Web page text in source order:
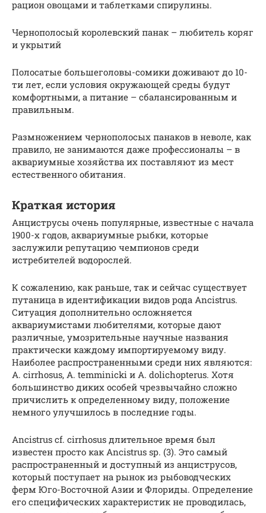
рацион овощами и таблетками спирулины.
Чернополосый королевский панак – любитель коряг
и укрытий
Полосатые большеголовы-сомики доживают до 10-
ти лет, если условия окружающей среды будут
комфортными, а питание – сбалансированным и
правильным.
Размножением чернополосых панаков в неволе, как
правило, не занимаются даже профессионалы – в
аквариумные хозяйства их поставляют из мест
естественного обитания.
Краткая история
Анциструсы очень популярные, известные с начала
1900-х годов, аквариумные рыбки, которые
заслужили репутацию чемпионов среди
истребителей водорослей.
К сожалению, как раньше, так и сейчас существует
путаница в идентификации видов рода Ancistrus.
Ситуация дополнительно осложняется
аквариумистами любителями, которые дают
различные, умозрительные научные названия
практически каждому импортируемому виду.
Наиболее распространенными среди них являются:
A. cirrhosus, A. temminicki и A. dolichopterus. Хотя
большинство диких особей чрезвычайно сложно
причислить к определенному виду, положение
немного улучшилось в последние годы.
Ancistrus cf. cirrhosus длительное время был
известен просто как Ancistrus sp. (3). Это самый
распространенный и доступный из анциструсов,
который поступает на рынок из рыбоводческих
ферм Юго-Восточной Азии и Флориды. Определение
его специфических характеристик не проводилась,